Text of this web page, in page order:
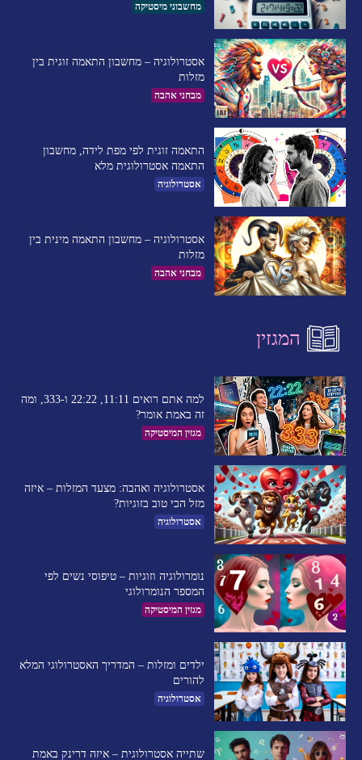
מחשבוני מיסטיקה
אסטרולוגיה – מחשבון התאמה זוגית בין
מזלות
מבחני אהבה
התאמה זוגית לפי מפת לידה, מחשבון
התאמה אסטרולוגית מלא
אסטרולוגיה
אסטרולוגיה – מחשבון התאמה מינית בין
מזלות
מבחני אהבה
המגזין
למה אתם רואים 11:11, 22:22 ו-333, ומה
זה באמת אומר?
מגזין המיסטיקה
אסטרולוגיה ואהבה: מצעד המזלות – איזה
מזל הכי טוב בזוגיות?
אסטרולוגיה
נומרולוגיה וזוגיות – טיפוסי נשים לפי
המספר הנומרולוגי
מגזין המיסטיקה
ילדים ומזלות – המדריך האסטרולוגי המלא
להורים
אסטרולוגיה
שתייה אסטרולוגית – איזה דרינק באמת